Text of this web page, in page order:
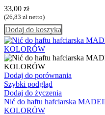
33,00 zł
(26,83 zł netto)
Dodaj do koszyka
Dodaj do porównania
Szybki podgląd
Dodaj do życzenia
Nić do haftu hafciarska
KOLORÓW